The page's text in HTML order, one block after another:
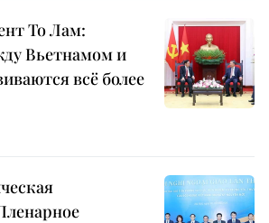
То Лам:
Вьетнамом и
всё более